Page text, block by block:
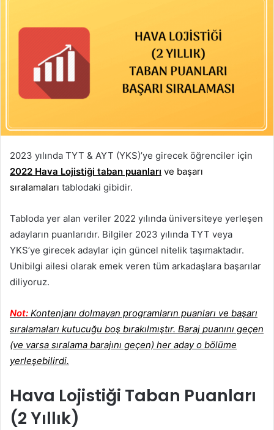
2023 yılında TYT & AYT (YKS)’ye girecek öğrenciler için
2022 Hava Lojistiği taban puanları ve başarı
sıralamaları tablodaki gibidir.
Tabloda yer alan veriler 2022 yılında üniversiteye yerleşen
adayların puanlarıdır. Bilgiler 2023 yılında TYT veya
YKS’ye girecek adaylar için güncel nitelik taşımaktadır.
Unibilgi ailesi olarak emek veren tüm arkadaşlara başarılar
diliyoruz.
Not: Kontenjanı dolmayan programların puanları ve başarı
sıralamaları kutucuğu boş bırakılmıştır. Baraj puanını geçen
(ve varsa sıralama barajını geçen) her aday o bölüme
yerleşebilirdi.
Hava Lojistiği Taban Puanları
(2 Yıllık)